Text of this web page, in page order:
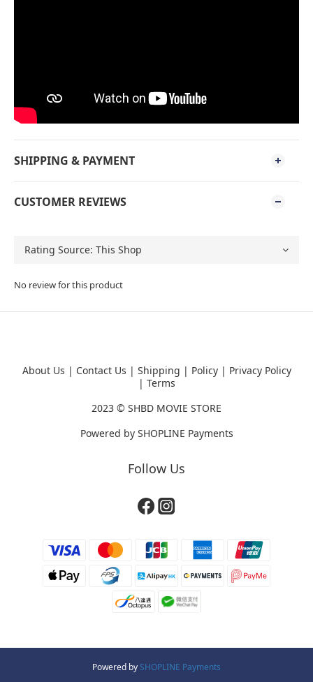
SHIPPING & PAYMENT
CUSTOMER REVIEWS
No review for this product
About Us | Contact Us | Shipping | Policy| Privacy Policy
| Terms
2023 © SHBD MOVIE STORE
Powered by SHOPLINE Payments
Follow Us
Powered by SHOPLINE Payments